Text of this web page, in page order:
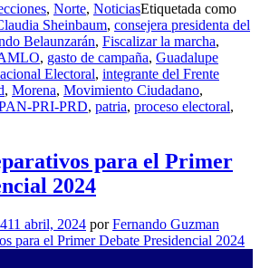
, Norte, NoticiasEtiquetada como
Sheinbaum, consejera presidenta del
Belaunzarán, Fiscalizar la marcha,
, gasto de campaña, Guadalupe
Electoral, integrante del Frente
, Morena, Movimiento Ciudadano,
PRI-PRD, patria, proceso electoral,
para el Primer
2024
11 abril, 2024 porFernando Guzman